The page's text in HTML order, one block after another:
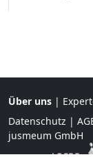
Über uns |
Datenschutz |
jusmeum GmbH